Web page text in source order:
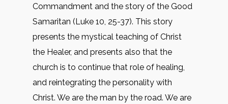
Commandment and the story of the Good
Samaritan (Luke 10, 25-37). This story
presents the mystical teaching of Christ
the Healer, and presents also that the
church is to continue that role of healing,
and reintegrating the personality with
Christ. We are the man by the road. We are